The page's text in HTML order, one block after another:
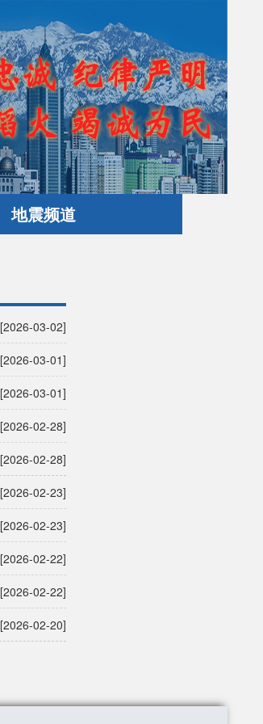
地震频道
[2026-03-02]
[2026-03-01]
[2026-03-01]
[2026-02-28]
[2026-02-28]
[2026-02-23]
[2026-02-23]
[2026-02-22]
[2026-02-22]
[2026-02-20]